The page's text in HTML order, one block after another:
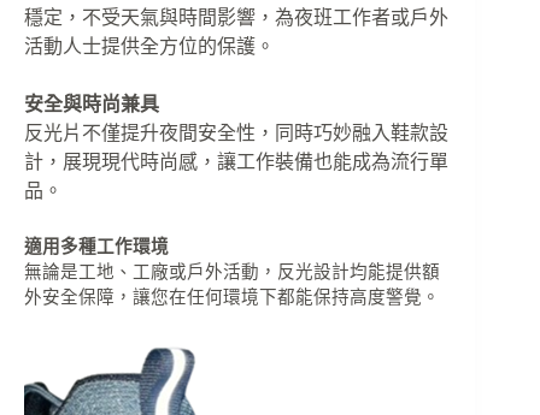
穩定，不受天氣與時間影響，為夜班工作者或戶外
活動人士提供全方位的保護。
安全與時尚兼具
反光片不僅提升夜間安全性，同時巧妙融入鞋款設
計，展現現代時尚感，讓工作裝備也能成為流行單
品。
適用多種工作環境
無論是工地、工廠或戶外活動，反光設計均能提供額
外安全保障，讓您在任何環境下都能保持高度警覺。